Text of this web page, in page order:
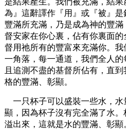
為』這辭譯作『用』或『被』
豐滿所充滿，乃是成為神的豐
督安家在你心裏，佔有你裏面
督用祂所有的豐富來充滿你。
一角落，每一通道，我們全人
且追測不盡的基督所佔有，直
格的豐滿、彰顯。
一只杯子可以盛裝一些水，
顯，因為杯子沒有完全滿了水
溢出來，這就是水的豐滿、彰